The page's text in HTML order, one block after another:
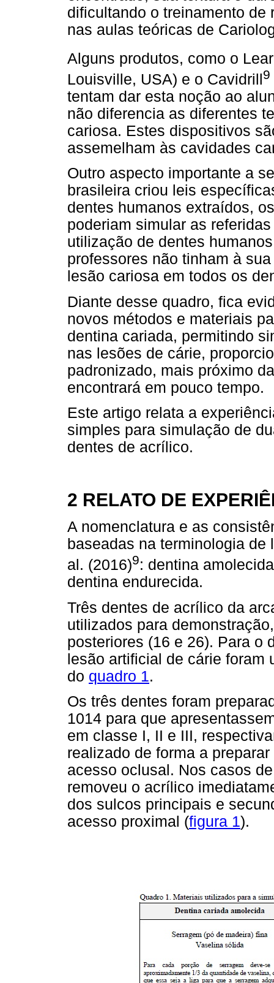
dificultando o treinamento de
nas aulas teóricas de
Alguns produtos, como o
Louisville, USA) e o Cavidrill
9
tentam dar esta noção ao
não diferencia as diferentes
cariosa. Estes dispositivos
assemelham às cavidades
Outro aspecto importante a
brasileira criou leis
dentes humanos extraídos,
poderiam simular as
utilização de dentes
professores não tinham à
lesão cariosa em todos os
Diante desse quadro, fica
novos métodos e materiais
dentina cariada, permitindo
nas lesões de cárie,
padronizado, mais próximo
encontrará em pouco tempo.
Este artigo relata a
simples para simulação de
dentes de acrílico.
2 RELATO DE
A nomenclatura e as
baseadas na terminologia
al. (2016)9: dentina
dentina endurecida.
Três dentes de acrílico da
utilizados para
posteriores (16 e 26). Para o
lesão artificial de cárie foram
do quadro 1.
Os três dentes foram
1014 para que
em classe I, II e III,
realizado de forma a
acesso oclusal. Nos casos
removeu o acrílico
dos sulcos principais e
acesso proximal (figura 1).